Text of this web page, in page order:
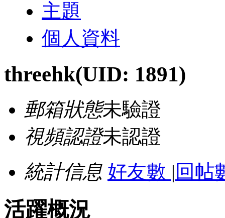
主題
個人資料
threehk(UID: 1891)
郵箱狀態未驗證
視頻認證未認證
統計信息 好友數 | 回帖
活躍概況